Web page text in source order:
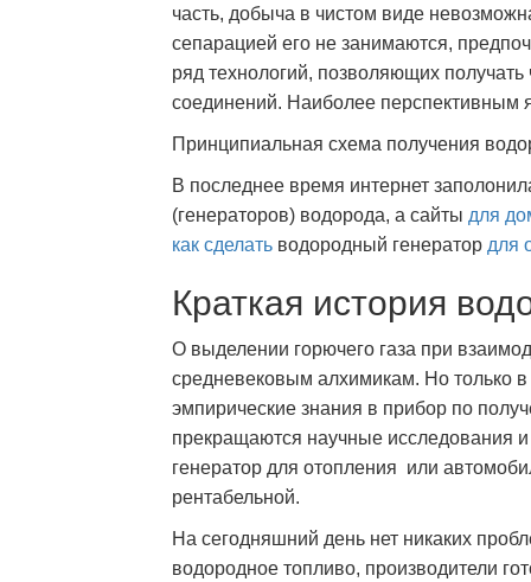
часть, добыча в чистом виде
сепарацией его не занимаются,
ряд технологий, позволяющих
соединений. Наиболее перспективным
Принципиальная схема получения
В последнее время интернет
(генераторов) водорода, а сайты для
как сделать водородный генератор для
Краткая история
О выделении горючего газа при
средневековым алхимикам. Но только
эмпирические знания в прибор по
прекращаются научные исследования
генератор для отопления или
рентабельной.
На сегодняшний день нет никаких
водородное топливо, производители